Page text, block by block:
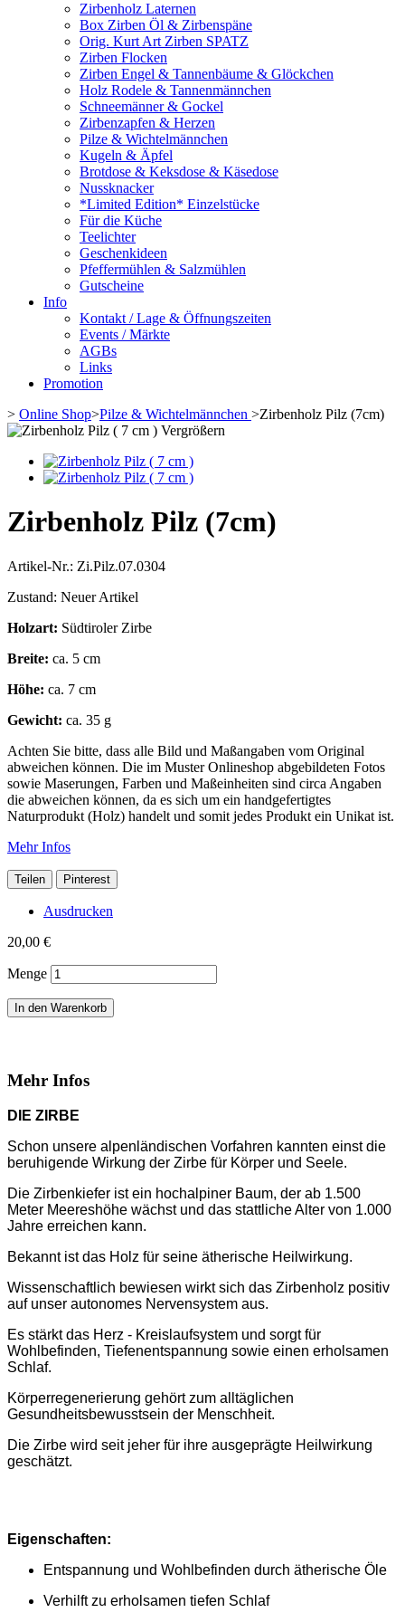
Zirbenholz Laternen
Box Zirben Öl & Zirbenspäne
Orig. Kurt Art Zirben SPATZ
Zirben Flocken
Zirben Engel & Tannenbäume & Glöckchen
Holz Rodele & Tannenmännchen
Schneemänner & Gockel
Zirbenzapfen & Herzen
Pilze & Wichtelmännchen
Kugeln & Äpfel
Brotdose & Keksdose & Käsedose
Nussknacker
*Limited Edition* Einzelstücke
Für die Küche
Teelichter
Geschenkideen
Pfeffermühlen & Salzmühlen
Gutscheine
Info
Kontakt / Lage & Öffnungszeiten
Events / Märkte
AGBs
Links
Promotion
> Online Shop>Pilze & Wichtelmännchen >Zirbenholz Pilz (7cm)
Vergrößern
Zirbenholz Pilz (7cm)
Artikel-Nr.: Zi.Pilz.07.0304
Zustand: Neuer Artikel
Holzart: Südtiroler Zirbe
Breite: ca. 5 cm
Höhe: ca. 7 cm
Gewicht: ca. 35 g
Achten Sie bitte, dass alle Bild und Maßangaben vom Original
abweichen können. Die im Muster Onlineshop abgebildeten Fotos
sowie Maserungen, Farben und Maßeinheiten sind circa Angaben
die abweichen können, da es sich um ein handgefertigtes
Naturprodukt (Holz) handelt und somit jedes Produkt ein Unikat ist.
Mehr Infos
Teilen Pinterest
Ausdrucken
20,00 €
Menge
In den Warenkorb
Mehr Infos
DIE ZIRBE
Schon unsere alpenländischen Vorfahren kannten einst die
beruhigende Wirkung der Zirbe für Körper und Seele.
Die Zirbenkiefer ist ein hochalpiner Baum, der ab 1.500
Meter Meereshöhe wächst und das stattliche Alter von 1.000
Jahre erreichen kann.
Bekannt ist das Holz für seine ätherische Heilwirkung.
Wissenschaftlich bewiesen wirkt sich das Zirbenholz positiv
auf unser autonomes Nervensystem aus.
Es stärkt das Herz - Kreislaufsystem und sorgt für
Wohlbefinden, Tiefenentspannung sowie einen erholsamen
Schlaf.
Körperregenerierung gehört zum alltäglichen
Gesundheitsbewusstsein der Menschheit.
Die Zirbe wird seit jeher für ihre ausgeprägte Heilwirkung
geschätzt.
Eigenschaften:
Entspannung und Wohlbefinden durch ätherische Öle
Verhilft zu erholsamen tiefen Schlaf